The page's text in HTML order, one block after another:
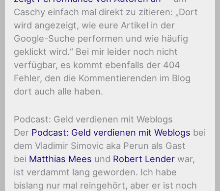
Caschy einfach mal direkt zu zitieren: „Dort
wird angezeigt, wie eure Artikel in der
Google-Suche performen und wie häufig
geklickt wird.“ Bei mir leider noch nicht
verfügbar, es kommt ebenfalls der 404
Fehler, den die Kommentierenden im Blog
dort auch alle haben.
Podcast: Geld verdienen mit Weblogs
Der Podcast: Geld verdienen mit Weblogs bei
dem Vladimir Simovic aka Perun als Gast
bei Matthias Mees und Robert Lender war,
ist verdammt lang geworden. Ich habe
bislang nur mal reingehört, aber er ist noch